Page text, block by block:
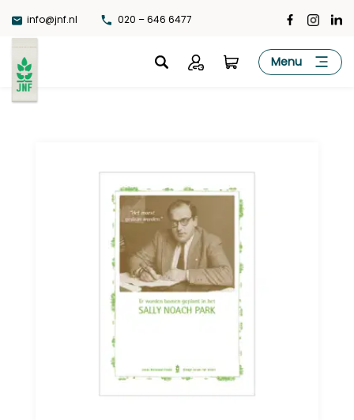
naar
de
inhoud
info@jnf.nl 020 – 646 6477
JNF Menu